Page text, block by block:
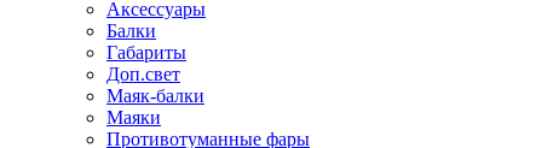
Аксессуары
Балки
Габариты
Доп.свет
Маяк-балки
Маяки
Противотуманные фары